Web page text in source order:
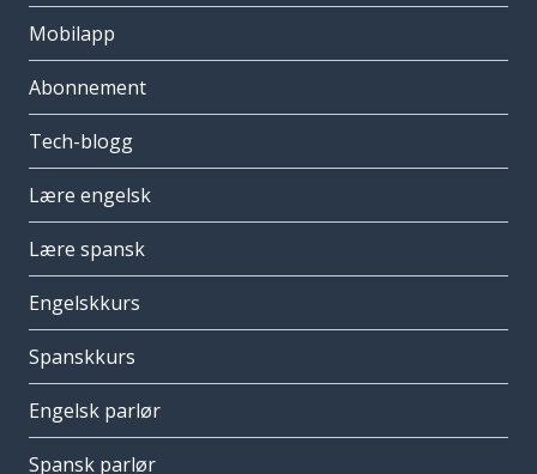
Mobilapp
Abonnement
Tech-blogg
Lære engelsk
Lære spansk
Engelskkurs
Spanskkurs
Engelsk parlør
Spansk parlør